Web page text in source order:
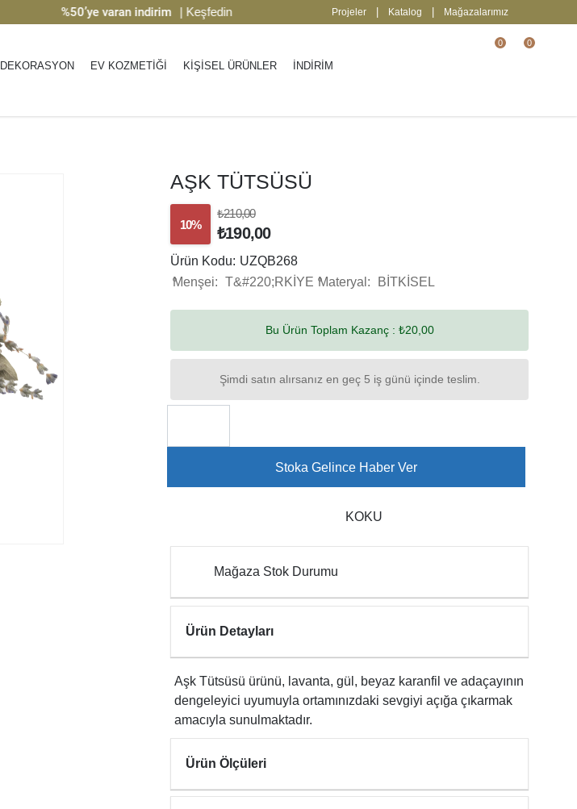
%50’ye varan indirim | Keşfedin 2000 TL üzeri ücretsiz kargo. | Keşfedin
Projeler Katalog Mağazalarımız
DEKORASYON EV KOZMETİĞİ KİŞİSEL ÜRÜNLER İNDİRİM
0 0
AŞK TÜTSÜSÜ
10%
₺210,00
₺190,00
Ürün Kodu: UZQB268
Menşei: T&#220;RKİYE Materyal: BİTKİSEL
Bu Ürün Toplam Kazanç : ₺20,00
Şimdi satın alırsanız en geç 5 iş günü içinde teslim.
Stoka Gelince Haber Ver
KOKU
Mağaza Stok Durumu
Ürün Detayları
Aşk Tütsüsü ürünü, lavanta, gül, beyaz karanfil ve adaçayının
dengeleyici uyumuyla ortamınızdaki sevgiyi açığa çıkarmak
amacıyla sunulmaktadır.
Ürün Ölçüleri